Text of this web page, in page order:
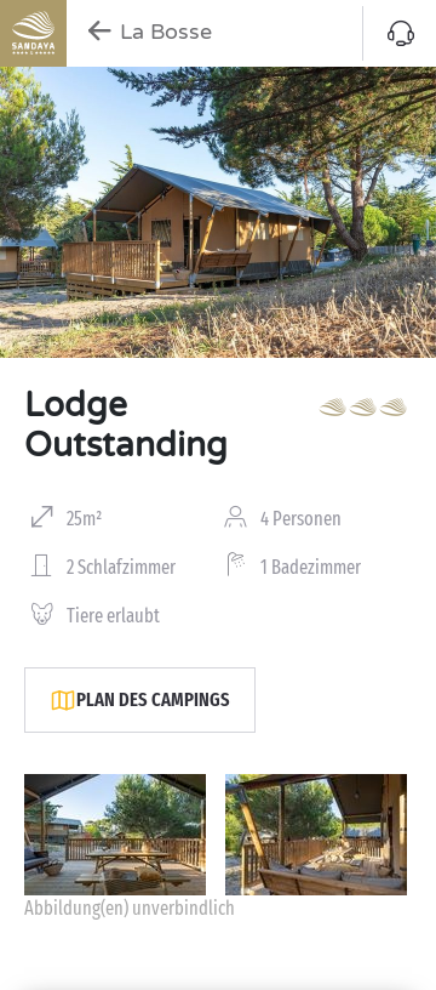
La Bosse
Lodge
Outstanding
25m² 4 Personen
2 Schlafzimmer 1 Badezimmer
Tiere erlaubt
PLAN DES CAMPINGS
Abbildung(en) unverbindlich